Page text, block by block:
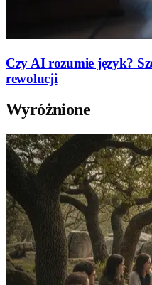
Czy AI rozumie język?
rewolucji
Wyróżnione